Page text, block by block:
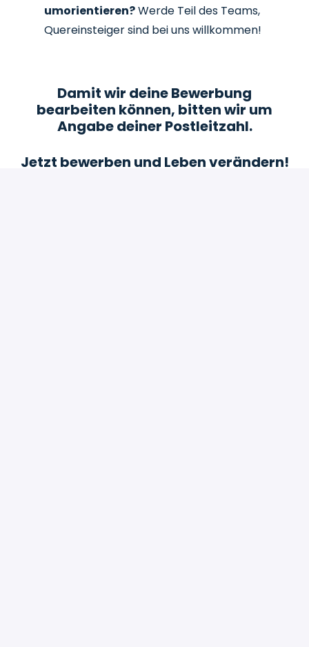
umorientieren?Werde Teil des Teams,
Quereinsteiger sind bei uns willkommen!
Damit wir deine Bewerbung
bearbeiten können, bitten wir um
Angabe deiner Postleitzahl.
Jetzt bewerben und Leben verändern!